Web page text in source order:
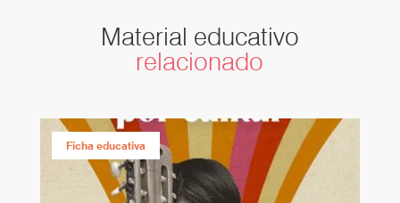
Material educativo
relacionado
Ficha educativa